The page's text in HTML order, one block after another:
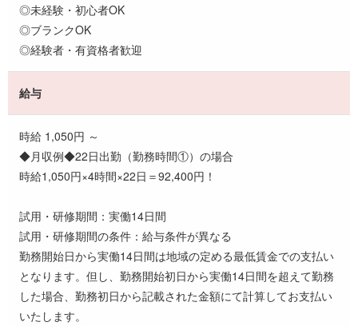
◎未経験・初心者OK
◎ブランクOK
◎経験者・有資格者歓迎
給与
時給 1,050円 ～
◆月収例◆22日出勤（勤務時間①）の場合
時給1,050円×4時間×22日＝92,400円！
試用・研修期間：実働14日間
試用・研修期間の条件：給与条件が異なる
勤務開始日から実働14日間は地域の定める最低賃金での支払い
となります。但し、勤務開始初日から実働14日間を超えて勤務
した場合、勤務初日から記載された金額にて計算してお支払い
いたします。